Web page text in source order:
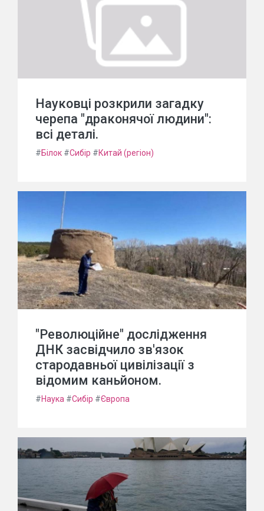
Науковці розкрили загадку
черепа "драконячої людини":
всі деталі.
#Білок #Сибір #Китай (регіон)
"Революційне" дослідження
ДНК засвідчило зв'язок
стародавньої цивілізації з
відомим каньйоном.
#Наука #Сибір #Європа